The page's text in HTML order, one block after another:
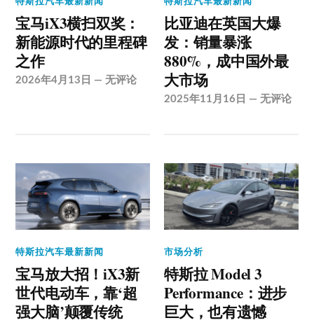
宝马iX3横扫双奖：
新能源时代的里程碑
之作
2026年4月13日 —无评论
比亚迪在英国大爆
发：销量暴涨
880%，成中国外最
大市场
2025年11月16日 —无评论
特斯拉汽车最新新闻
宝马放大招！iX3新
世代电动车，靠‘超
强大脑’颠覆传统
市场分析
特斯拉 Model 3
Performance：进步
巨大，也有遗憾